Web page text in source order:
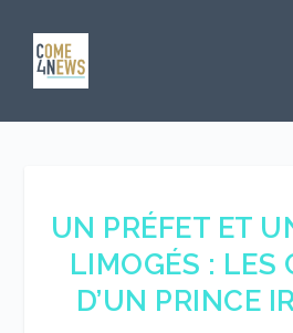
UN PRÉFET ET
LIMOGÉS : LES
D’UN PRINCE